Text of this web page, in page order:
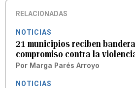
RELACIONADAS
NOTICIAS
21 municipios reciben
compromiso contra la
Por Marga Parés Arroyo
NOTICIAS